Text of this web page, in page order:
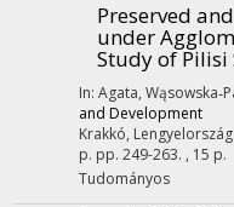
Preserved
under
Study of Pilisi
In: Agata,
and Development
Krakkó, Lengyelország
p. pp. 249-263. , 15 p.
Tudományos